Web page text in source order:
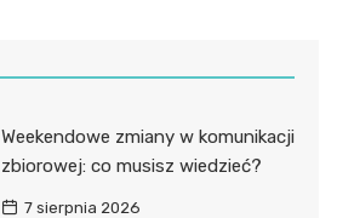
Weekendowe zmiany w komunikacji
zbiorowej: co musisz wiedzieć?
7 sierpnia 2026